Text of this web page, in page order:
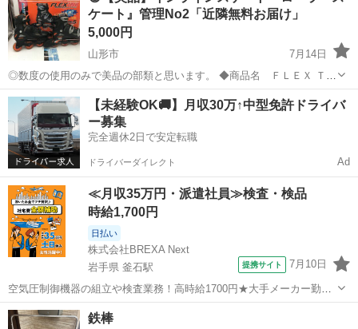
ケート』管理No2「近隣無料お届け」
5,000円
山形市
7月14日
◎数度の使用のみで美品の部類と思います。 ◆商品名 ＦＬＥＸ Ｔｅ
ｃＨ ◆製品名 インラインスケート ◆サイズ ２４cm～２７cm『調
整可能』 ◆付属品 本体靴+オンラインスケート説明書 【注意事
項】・・...
山形 山形市 その他
【未経験OK🚚】月収30万↑中型免許ドライバ
ー募集
完全週休2日で安定転職
ドライバーダイレクト Ad
≪月収35万円・派遣社員≫検査・検品
時給1,700円
日払い
株式会社BREXA Next
岩手県 釜石駅
提携サイト 7月10日
空気圧制御機器の組立や検査業務！高時給1700円★大手メーカー勤
務！嬉しい寮費無料！ワンルーム寮完備★マイカー通勤OK＆工場敷地
内に無料駐車場あり★！《岩手県釜石市》 人気の工場のお仕事 ◇空気
岩手 釜石市 釜石駅
鉄棒